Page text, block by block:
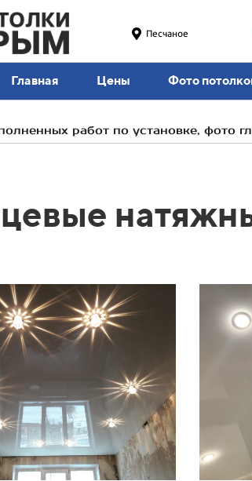
Песчаное
Главная Цены Фото
работ по установке, фото